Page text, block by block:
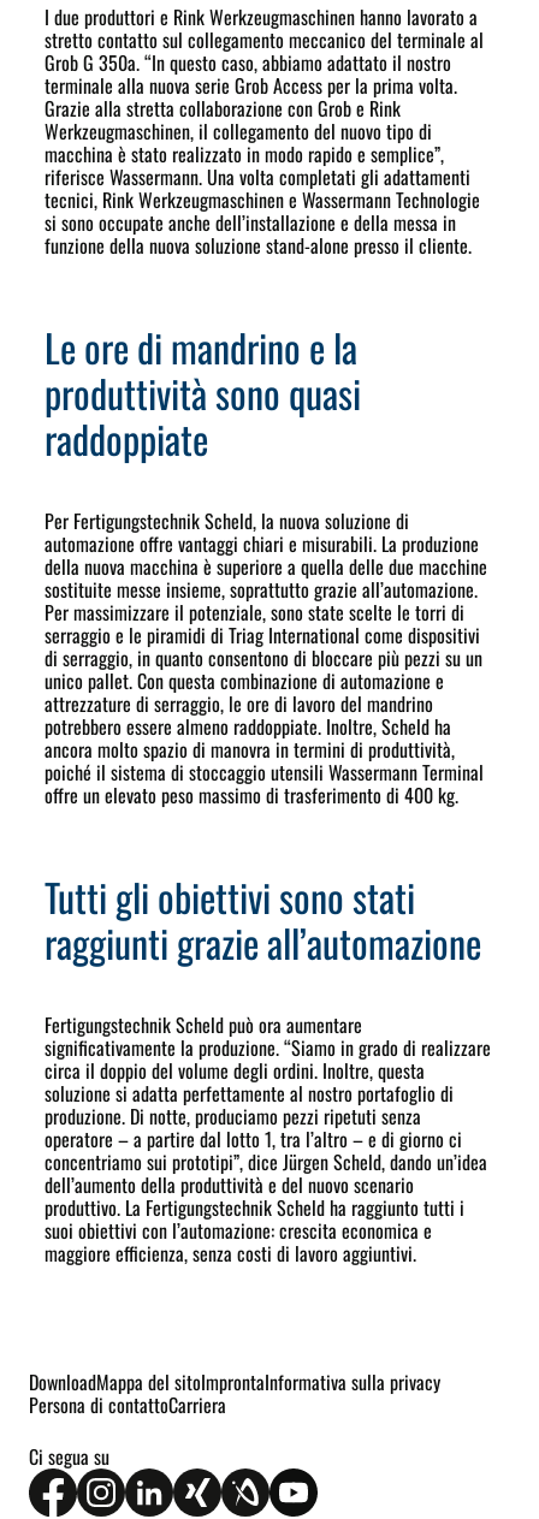
I due produttori e Rink Werkzeugmaschinen hanno lavorato a
stretto contatto sul collegamento meccanico del terminale al
Grob G 350a. “In questo caso, abbiamo adattato il nostro
terminale alla nuova serie Grob Access per la prima volta.
Grazie alla stretta collaborazione con Grob e Rink
Werkzeugmaschinen, il collegamento del nuovo tipo di
macchina è stato realizzato in modo rapido e semplice”,
riferisce Wassermann. Una volta completati gli adattamenti
tecnici, Rink Werkzeugmaschinen e Wassermann Technologie
si sono occupate anche dell’installazione e della messa in
funzione della nuova soluzione stand-alone presso il cliente.
Le ore di mandrino e la
produttività sono quasi
raddoppiate
Per Fertigungstechnik Scheld, la nuova soluzione di
automazione offre vantaggi chiari e misurabili. La produzione
della nuova macchina è superiore a quella delle due macchine
sostituite messe insieme, soprattutto grazie all’automazione.
Per massimizzare il potenziale, sono state scelte le torri di
serraggio e le piramidi di Triag International come dispositivi
di serraggio, in quanto consentono di bloccare più pezzi su un
unico pallet. Con questa combinazione di automazione e
attrezzature di serraggio, le ore di lavoro del mandrino
potrebbero essere almeno raddoppiate. Inoltre, Scheld ha
ancora molto spazio di manovra in termini di produttività,
poiché il sistema di stoccaggio utensili Wassermann Terminal
offre un elevato peso massimo di trasferimento di 400 kg.
Tutti gli obiettivi sono stati
raggiunti grazie all’automazione
Fertigungstechnik Scheld può ora aumentare
significativamente la produzione. “Siamo in grado di realizzare
circa il doppio del volume degli ordini. Inoltre, questa
soluzione si adatta perfettamente al nostro portafoglio di
produzione. Di notte, produciamo pezzi ripetuti senza
operatore – a partire dal lotto 1, tra l’altro – e di giorno ci
concentriamo sui prototipi”, dice Jürgen Scheld, dando un’idea
dell’aumento della produttività e del nuovo scenario
produttivo. La Fertigungstechnik Scheld ha raggiunto tutti i
suoi obiettivi con l’automazione: crescita economica e
maggiore efficienza, senza costi di lavoro aggiuntivi.
DownloadMappa del sitoImprontaInformativa sulla privacy
Persona di contattoCarriera
Ci segua su